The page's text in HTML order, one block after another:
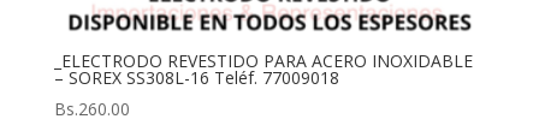
_ELECTRODO REVESTIDO PARA ACERO INOXIDABLE
– SOREX SS308L-16 Teléf. 77009018
Bs.260.00